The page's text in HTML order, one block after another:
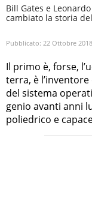
Bill Gates e
cambiato la storia
Pubblicato: 22 Ottobre 2018
Il primo è, forse,
terra, è
del sistema
genio avanti anni
poliedrico e